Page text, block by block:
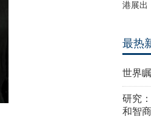
港展出
最热
世界
研究
和智商